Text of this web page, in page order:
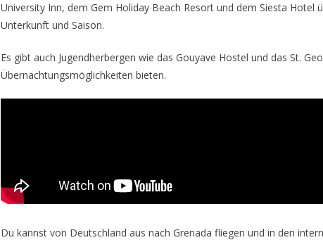
University Inn, dem Gem Holiday Beach Resort und dem Siesta Hotel
Unterkunft und Saison.
Es gibt auch Jugendherbergen wie das Gouyave Hostel und das St.
Übernachtungsmöglichkeiten bieten.
Du kannst von Deutschland aus nach Grenada fliegen und in den